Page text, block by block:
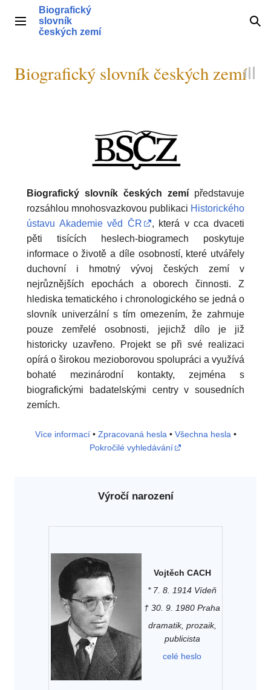
obsahHlavní menu
Biografický
slovník
českých zemí
Biografický slovník českých zemí
Biografický slovník českých zemípředstavuje
rozsáhlou mnohosvazkovou publikaci Historického
ústavu Akademie věd ČR
, která v cca dvaceti
pěti tisících heslech-biogramech poskytuje
informace o životě a díle osobností, které utvářely
duchovní i hmotný vývoj českých zemí v
nejrůznějších epochách a oborech činnosti. Z
hlediska tematického i chronologického se jedná o
slovník univerzální s tím omezením, že zahrnuje
pouze zemřelé osobnosti, jejichž dílo je již
historicky uzavřeno. Projekt se při své realizaci
opírá o širokou mezioborovou spolupráci a využívá
bohaté mezinárodní kontakty, zejména s
biografickými badatelskými centry v sousedních
zemích.
Více informací• Zpracovaná hesla • Všechna hesla •
Pokročilé vyhledávání
Výročí narození
Vojtěch CACH
* 7. 8. 1914 Vídeň
† 30. 9. 1980 Praha
dramatik, prozaik,
publicista
celé heslo